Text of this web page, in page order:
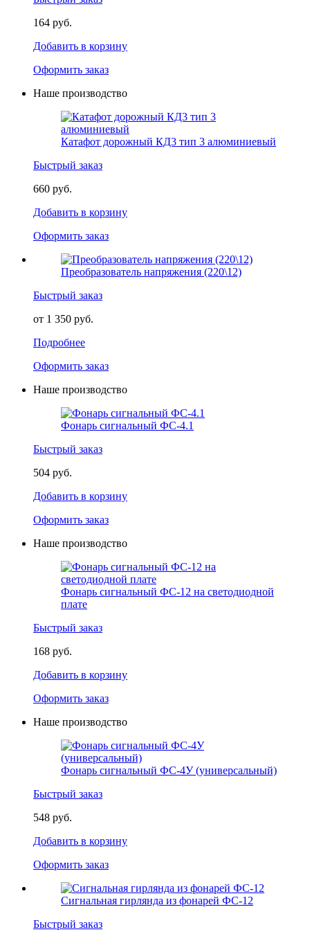
164 руб.
Добавить в корзину
Оформить заказ
Наше производство
Катафот дорожный КД3 тип 3 алюминиевый
Быстрый заказ
660 руб.
Добавить в корзину
Оформить заказ
Преобразователь напряжения (220\12)
Быстрый заказ
от 1 350 руб.
Подробнее
Оформить заказ
Наше производство
Фонарь сигнальный ФС-4.1
Быстрый заказ
504 руб.
Добавить в корзину
Оформить заказ
Наше производство
Фонарь сигнальный ФС-12 на светодиодной
плате
Быстрый заказ
168 руб.
Добавить в корзину
Оформить заказ
Наше производство
Фонарь сигнальный ФС-4У (универсальный)
Быстрый заказ
548 руб.
Добавить в корзину
Оформить заказ
Сигнальная гирлянда из фонарей ФС-12
Быстрый заказ